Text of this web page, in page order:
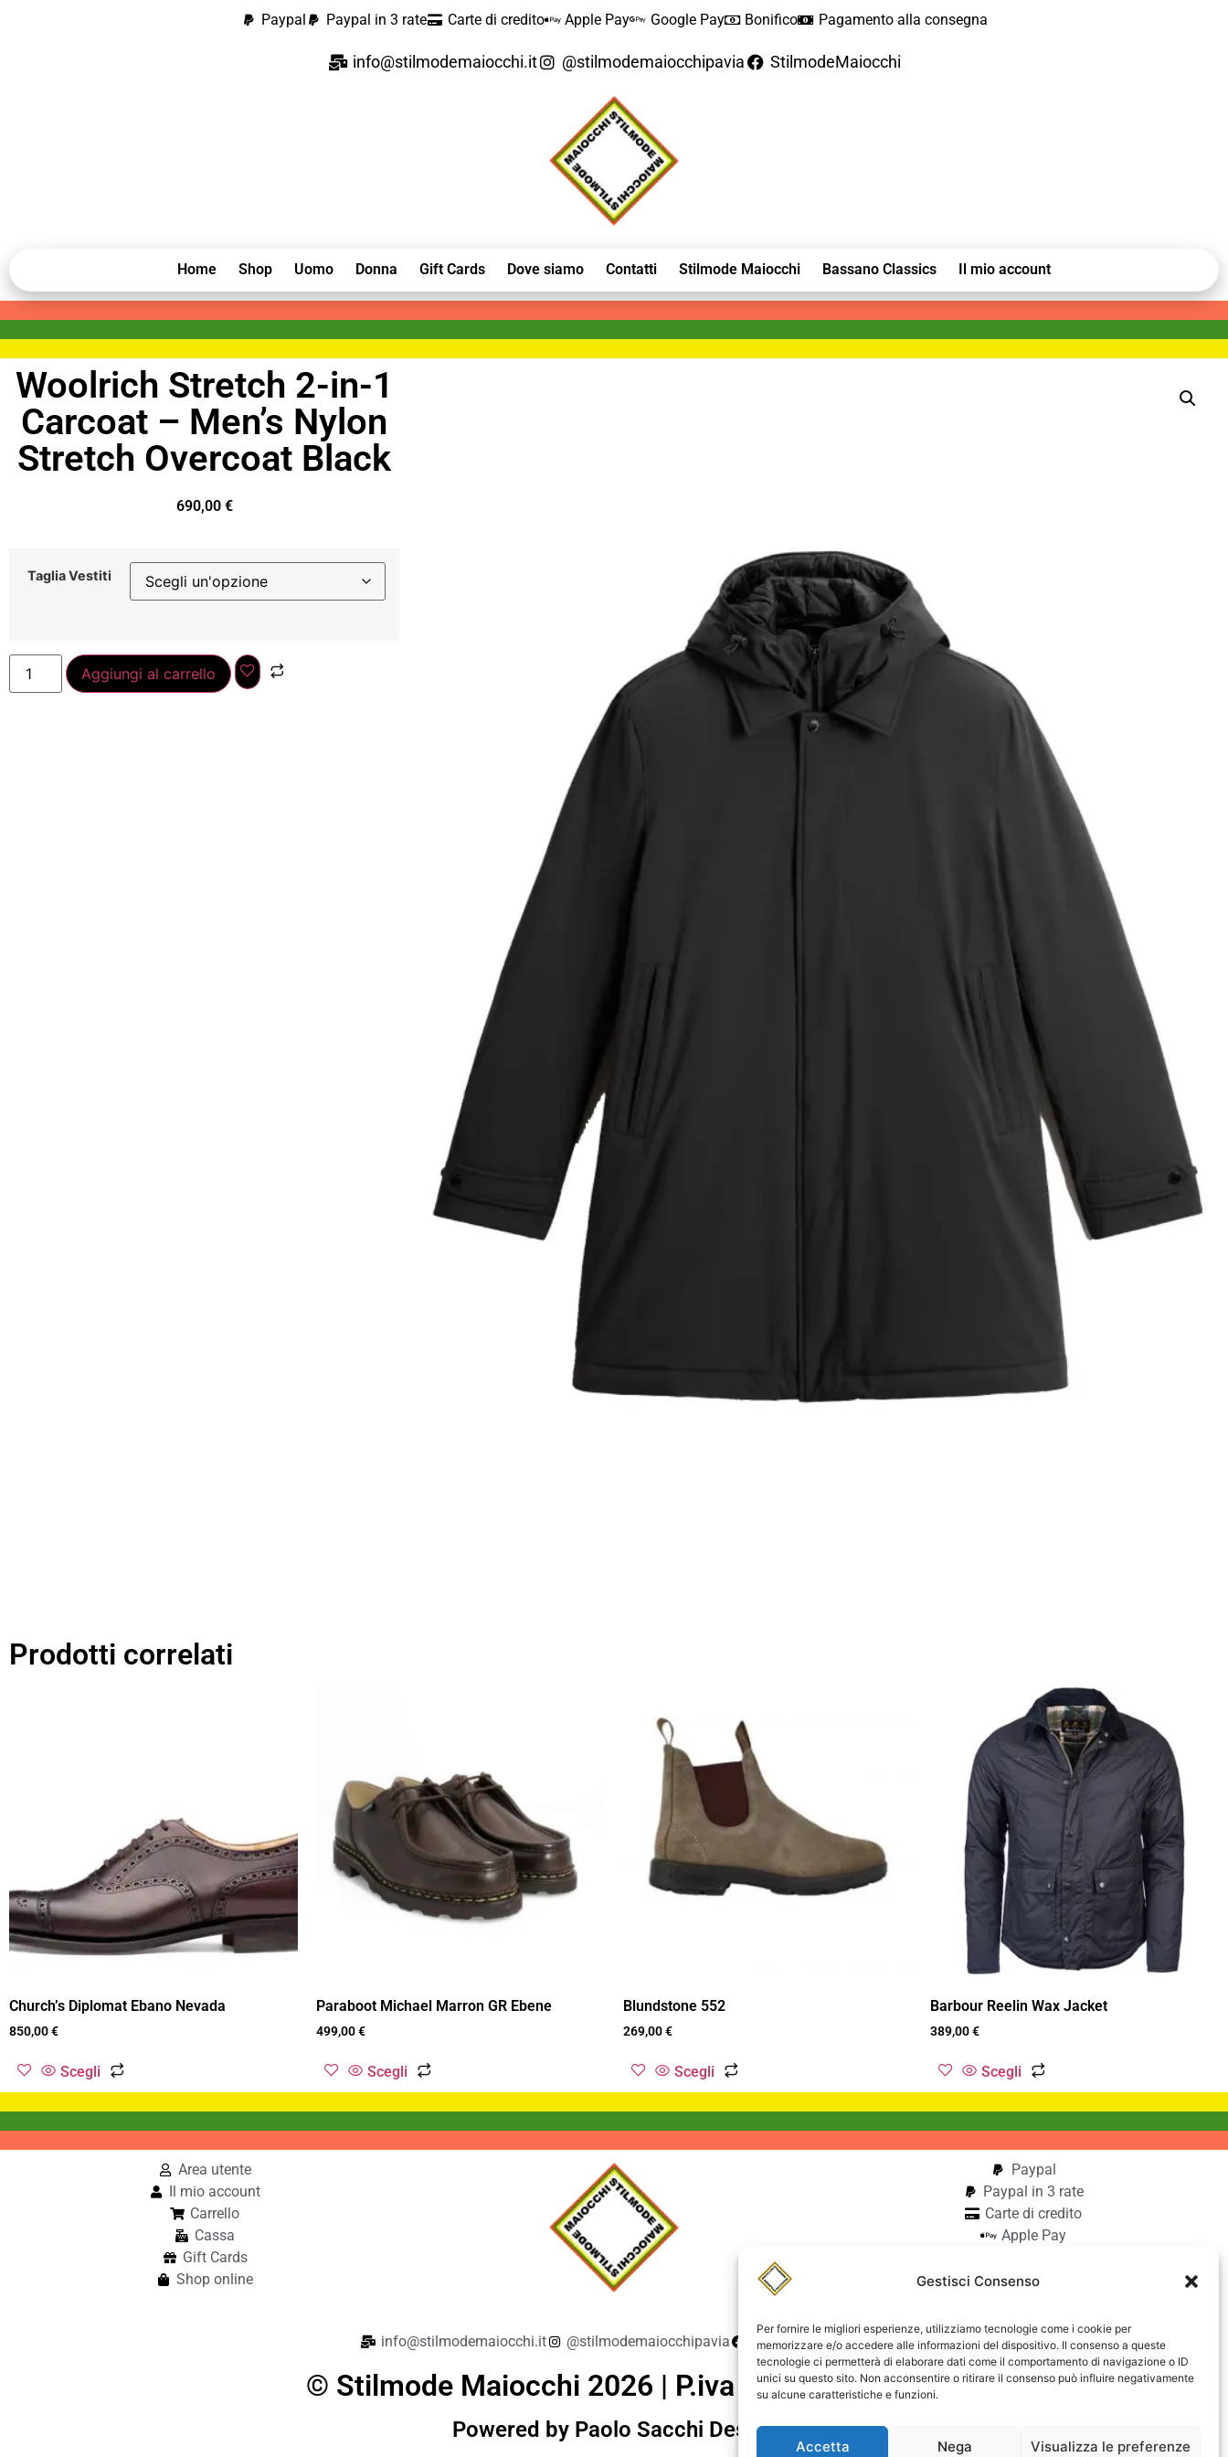
Gestisci Consenso
Per fornire le migliori esperienze, utilizziamo tecnologie come i cookie per
memorizzare e/o accedere alle informazioni del dispositivo. Il consenso a queste
tecnologie ci permetterà di elaborare dati come il comportamento di navigazione o ID
unici su questo sito. Non acconsentire o ritirare il consenso può influire negativamente
su alcune caratteristiche e funzioni.
Accetta Nega Visualizza le preferenze
Paypal Paypal in 3 rate Carte di credito Apple Pay Google Pay Bonifico Pagamento alla consegna
info@stilmodemaiocchi.it @stilmodemaiocchipavia StilmodeMaiocchi
Home Shop Uomo Donna Gift Cards Dove siamo Contatti Stilmode Maiocchi Bassano Classics Il mio account
Woolrich Stretch 2-in-1
Carcoat – Men’s Nylon
Stretch Overcoat Black
690,00 €
Taglia Vestiti
Aggiungi al carrello
Prodotti correlati
Church’s Diplomat Ebano Nevada
850,00€
Scegli
Paraboot Michael Marron GR Ebene
499,00€
Scegli
Blundstone 552
269,00€
Scegli
Barbour Reelin Wax Jacket
389,00€
Scegli
Area utente
Il mio account
Carrello
Cassa
Gift Cards
Shop online
Paypal
Paypal in 3 rate
Carte di credito
Apple Pay
Bonifico
info@stilmodemaiocchi.it @stilmodemaiocchipavia StilmodeMaiocchi
© Stilmode Maiocchi 2026 | P.iva 01942740182
Powered by Paolo Sacchi Design